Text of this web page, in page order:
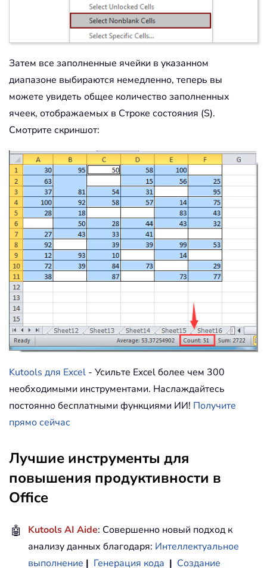
Затем все заполненные ячейки в указанном
диапазоне выбираются немедленно, теперь вы
можете увидеть общее количество заполненных
ячеек, отображаемых в Строке состояния (S).
Смотрите скриншот:
Kutools для Excel - Усильте Excel более чем 300
необходимыми инструментами. Наслаждайтесь
постоянно бесплатными функциями ИИ! Получите
прямо сейчас
Лучшие инструменты для
повышения продуктивности в
Office
🤖 Kutools AI Aide: Совершенно новый подход к
анализу данных благодаря: Интеллектуальное
выполнение | Генерация кода | Создание